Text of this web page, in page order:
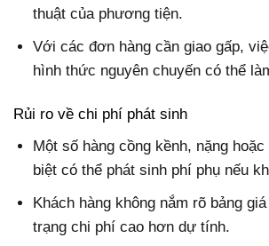
thuật của phương tiện.
Với các đơn hàng cần giao gấp,
hình thức nguyên chuyến có thể
Rủi ro về chi phí phát sinh
Một số hàng cồng kềnh, nặng
biệt có thể phát sinh phí phụ nếu
Khách hàng không nắm rõ bảng
trạng chi phí cao hơn dự tính.